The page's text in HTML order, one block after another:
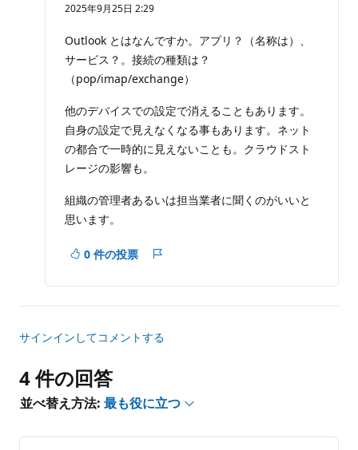
ン
を
非
表
示
に
す
る
の
イ
ン
ト
2025年9月25日 2:29
Outlook とはなんですか。アプリ？（名称は）、
サービス？。接続の種類は？
（pop/imap/exchange）
他のデバイスでの設定で消えることもあります。
自身の設定で見えなくなる事もあります。ネット
の都合で一時的に見えないことも。クラウドスト
レージの影響も。
組織の管理者あるいは担当業者に聞くのがいいと
思います。
0 件の投票
ト
サインインしてコメントする
4 件の回答
並べ替え方法: 最も役に立つ